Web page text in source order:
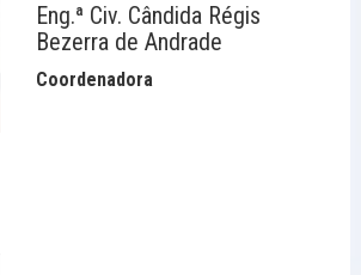
Eng.ª Civ. Cândida Régis
Bezerra de Andrade
Coordenadora